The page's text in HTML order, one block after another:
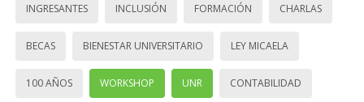
INGRESANTES INCLUSIÓN FORMACIÓN CHARLAS
BECAS BIENESTAR UNIVERSITARIO LEY MICAELA
100 AÑOS WORKSHOP UNR CONTABILIDAD